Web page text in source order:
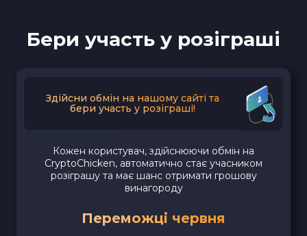
Бери участь у розіграші
Здійсни обмін на нашому сайті та
бери участь у розіграші!
Кожен користувач, здійснюючи обмін на
CryptoChicken, автоматично стає учасником
розіграшу та має шанс отримати грошову
винагороду
Переможці червня